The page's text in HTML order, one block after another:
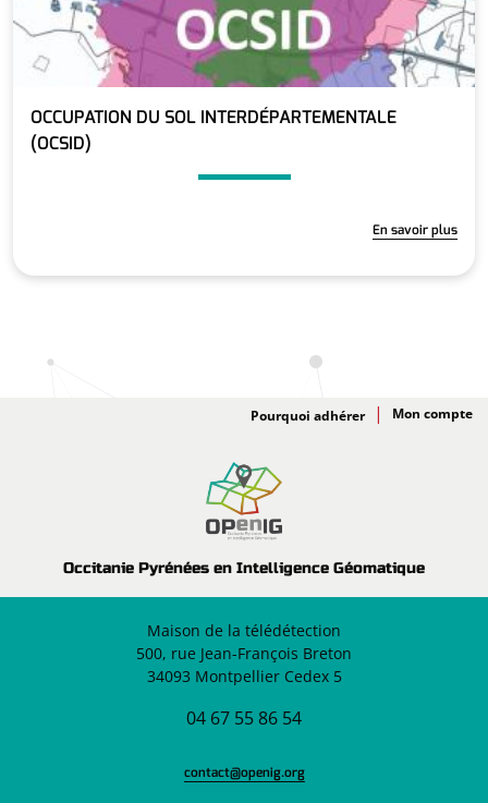
OCCUPATION DU SOL INTERDÉPARTEMENTALE
(OCSID)
En savoir plus
Occitanie Pyrénées en Intelligence Géomatique
Adhésion
Pourquoi adhérer
Maison de la télédétection
500, rue Jean-François Breton
34093 Montpellier Cedex 5
04 67 55 86 54
contact@openig.org